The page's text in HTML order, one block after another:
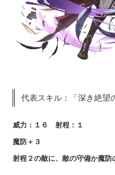
代表スキル：「深き絶望
威力：１６ 射程：１
魔防＋３
射程２の敵に、敵の守備か魔防